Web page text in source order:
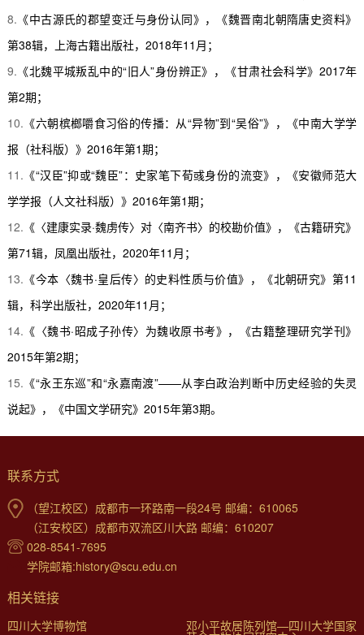
8. 《中古源氏的郡望变迁与身份认同》，《魏晋南北朝隋唐史资料》
第38辑，上海古籍出版社， 2018年11 月；
9. 《北魏平城叛乱中的“旧人”身份辨正》，《甘肃社会科学》 2017年
第2期；
10. 《六朝槟榔嚼食习俗的传播：从“异物”到“吴俗”》，《中南大学学
报（社科版）》 2016年第1期；
11. 《“汉臣”抑或“魏臣”：史家笔下荀彧身份的流变》，《安徽师范大
学学报（人文社科版）》 2016年第1期；
12. 《〈建康实录·魏虏传〉对〈南齐书〉的校勘价值》，《古籍研究》
第71辑，凤凰出版社， 2020年11 月；
13. 《今本〈魏书·皇后传〉的史料性质与价值》，《北朝研究》第11
辑，科学出版社， 2020年11 月；
14. 《〈魏书·昭成子孙传〉为魏收原书考》，《古籍整理研究学刊》
2015年第2期；
15. 《“永王东巡”和“永嘉南渡”——从李白政治判断中历史经验的失灵
说起》，《中国文学研究》 2015年第3期。
联系方式
（望江校区）成都市一环路南一段24号 邮编：610065
（江安校区）成都市双流区川大路 邮编：610207
028-8541-7695
学院邮箱:history@scu.edu.cn
相关链接
四川大学博物馆 邓小平故居陈列馆—四川大学国家